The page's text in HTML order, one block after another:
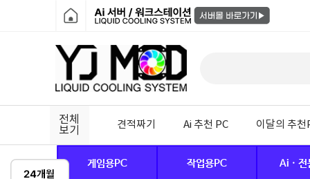
전체
보기
견적짜기 Ai 추천 PC 이달의 추천
게임용PC 작업용PC Ai · 전